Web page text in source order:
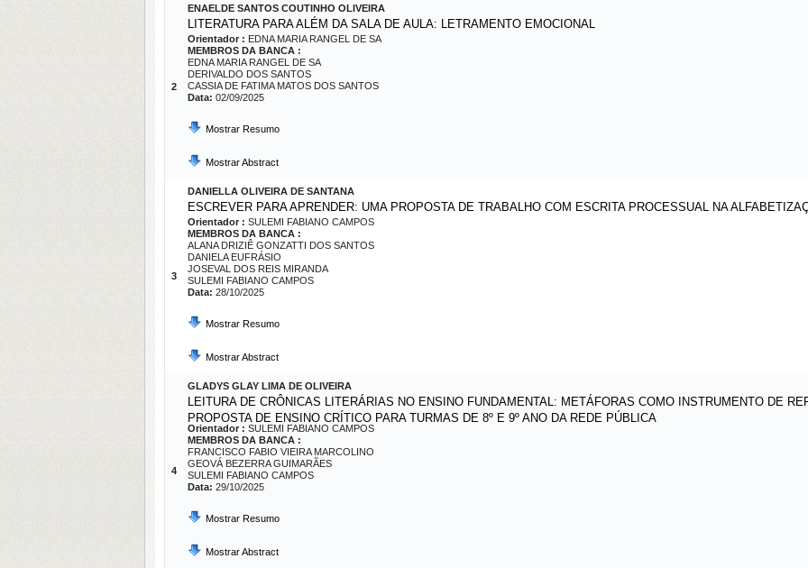
2
ENAELDE SANTOS COUTINHO OLIVEIRA
LITERATURA PARA ALÉM DA SALA DE AULA: LETRAMENTO EMOCIONAL
Orientador : EDNA MARIA RANGEL DE SA
MEMBROS DA BANCA :
EDNA MARIA RANGEL DE SA
DERIVALDO DOS SANTOS
CASSIA DE FATIMA MATOS DOS SANTOS
Data: 02/09/2025
Mostrar Resumo
Mostrar Abstract
3
DANIELLA OLIVEIRA DE SANTANA
ESCREVER PARA APRENDER: UMA PROPOSTA DE TRABALHO COM ESCRITA PROCESSUAL NA
Orientador : SULEMI FABIANO CAMPOS
MEMBROS DA BANCA :
ALANA DRIZIÊ GONZATTI DOS SANTOS
DANIELA EUFRÁSIO
JOSEVAL DOS REIS MIRANDA
SULEMI FABIANO CAMPOS
Data: 28/10/2025
Mostrar Resumo
Mostrar Abstract
4
GLADYS GLAY LIMA DE OLIVEIRA
LEITURA DE CRÔNICAS LITERÁRIAS NO ENSINO FUNDAMENTAL: METÁFORAS COMO INSTRUMENTO DE
PROPOSTA DE ENSINO CRÍTICO PARA TURMAS DE 8º E 9º ANO DA REDE PÚBLICA
Orientador : SULEMI FABIANO CAMPOS
MEMBROS DA BANCA :
FRANCISCO FABIO VIEIRA MARCOLINO
GEOVÁ BEZERRA GUIMARÃES
SULEMI FABIANO CAMPOS
Data: 29/10/2025
Mostrar Resumo
Mostrar Abstract